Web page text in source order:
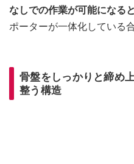
なしでの作業が可能になる
ポーターが一体化している
骨盤をしっかりと締め
整う構造